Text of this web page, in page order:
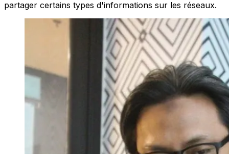
partager certains types d'informations sur les réseaux.